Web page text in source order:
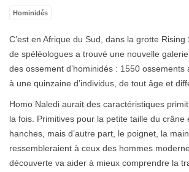
Hominidés
C’est en Afrique du Sud, dans la grotte Rising
de spéléologues a trouvé une nouvelle
des ossement d’hominidés : 1550
à une quinzaine d’individus, de tout âge et
Homo Naledi aurait des caractéristiques
la fois. Primitives pour la petite taille du crâne
hanches, mais d’autre part, le poignet, la
ressembleraient à ceux des hommes
découverte va aider à mieux comprendre la